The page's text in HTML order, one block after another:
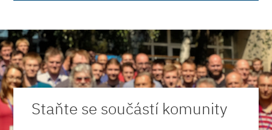
Staňte se součástí komunity